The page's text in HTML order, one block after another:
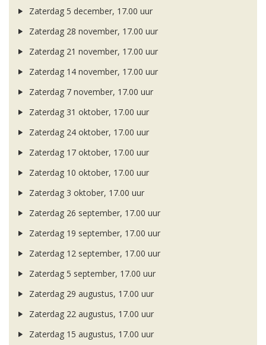
Zaterdag 5 december, 17.00 uur
Zaterdag 28 november, 17.00 uur
Zaterdag 21 november, 17.00 uur
Zaterdag 14 november, 17.00 uur
Zaterdag 7 november, 17.00 uur
Zaterdag 31 oktober, 17.00 uur
Zaterdag 24 oktober, 17.00 uur
Zaterdag 17 oktober, 17.00 uur
Zaterdag 10 oktober, 17.00 uur
Zaterdag 3 oktober, 17.00 uur
Zaterdag 26 september, 17.00 uur
Zaterdag 19 september, 17.00 uur
Zaterdag 12 september, 17.00 uur
Zaterdag 5 september, 17.00 uur
Zaterdag 29 augustus, 17.00 uur
Zaterdag 22 augustus, 17.00 uur
Zaterdag 15 augustus, 17.00 uur